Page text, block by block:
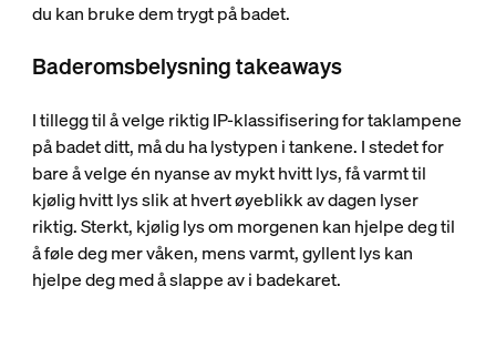
du kan bruke dem trygt på badet.
Baderomsbelysning takeaways
I tillegg til å velge riktig IP-klassifisering for taklampene
på badet ditt, må du ha lystypen i tankene. I stedet for
bare å velge én nyanse av mykt hvitt lys, få varmt til
kjølig hvitt lys slik at hvert øyeblikk av dagen lyser
riktig. Sterkt, kjølig lys om morgenen kan hjelpe deg til
å føle deg mer våken, mens varmt, gyllent lys kan
hjelpe deg med å slappe av i badekaret.